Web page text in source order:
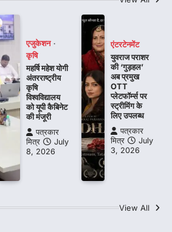
एजुकेशन
कृषि
महर्षि महेश योगी
अंतरराष्ट्रीय
कृषि
विश्वविद्यालय
को यूपी कैबिनेट
की मंजूरी
पत्रकार
मित्र
July
8, 2026
एंटरटेनमेंट
युवराज पराशर
की ‘गुड़हल’
अब प्रमुख
OTT
प्लेटफॉर्म्स पर
स्ट्रीमिंग के
लिए उपलब्ध
पत्रकार
मित्र
July
3, 2026
View All